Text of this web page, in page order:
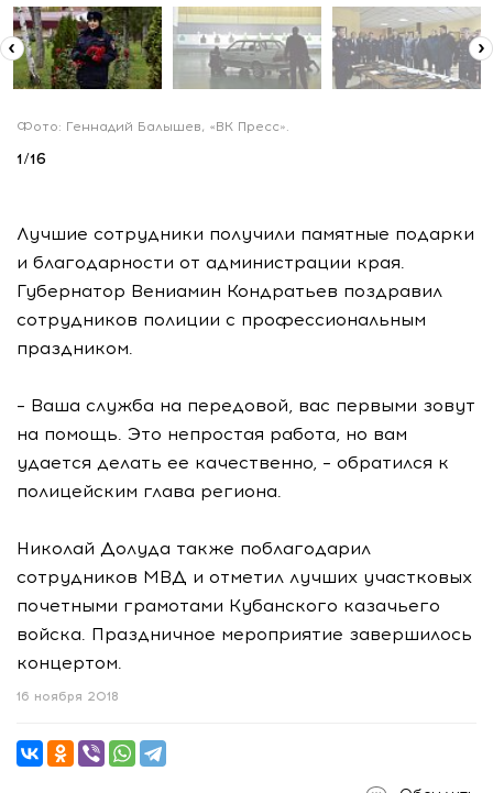
Фото: Геннадий Балышев, «ВК Пресс».
1/16
Лучшие сотрудники получили памятные подарки
и благодарности от администрации края.
Губернатор Вениамин Кондратьев поздравил
сотрудников полиции с профессиональным
праздником.
– Ваша служба на передовой, вас первыми зовут
на помощь. Это непростая работа, но вам
удается делать ее качественно, – обратился к
полицейским глава региона.
Николай Долуда также поблагодарил
сотрудников МВД и отметил лучших участковых
почетными грамотами Кубанского казачьего
войска. Праздничное мероприятие завершилось
концертом.
16 ноября 2018